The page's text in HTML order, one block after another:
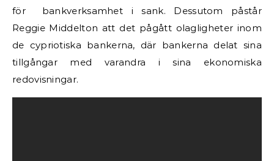
för bankverksamhet i sank. Dessutom påstår
Reggie Middelton att det pågått olagligheter inom
de cypriotiska bankerna, där bankerna delat sina
tillgångar med varandra i sina ekonomiska
redovisningar.